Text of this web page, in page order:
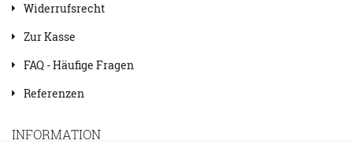
Widerrufsrecht
Zur Kasse
FAQ - Häufige Fragen
Referenzen
INFORMATION